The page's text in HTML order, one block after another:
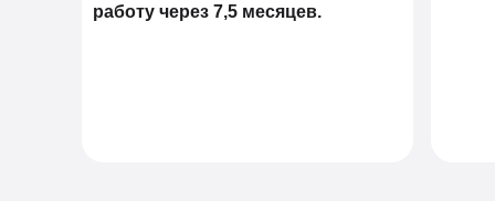
работу через 7,5 месяцев.